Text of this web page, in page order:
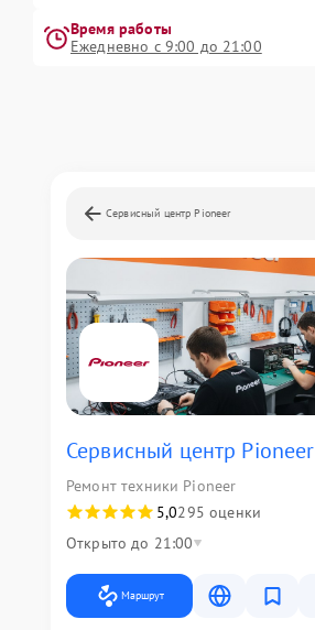
Время работы
Ежедневно с 9:00 до 21:00
Сервисный центр Pioneer
Сервисный центр Pioneer
Ремонт техники Pioneer
5,0295 оценки
Открыто до 21:00
Маршрут